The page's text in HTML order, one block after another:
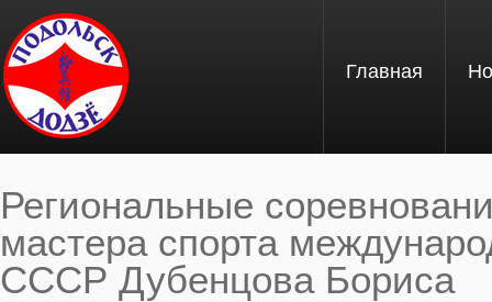
Перейти к основному содержанию
Главная
Региональные
мастера спорта
СССР Дубенцова Бориса